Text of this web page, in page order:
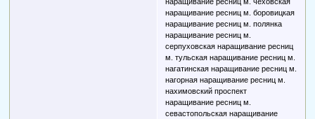
наращивание ресниц м. боровицкая
наращивание ресниц м. полянка
наращивание ресниц м.
серпуховская наращивание ресниц
м. тульская наращивание ресниц м.
нагатинская наращивание ресниц м.
нагорная наращивание ресниц м.
нахимовский проспект
наращивание ресниц м.
севастопольская наращивание